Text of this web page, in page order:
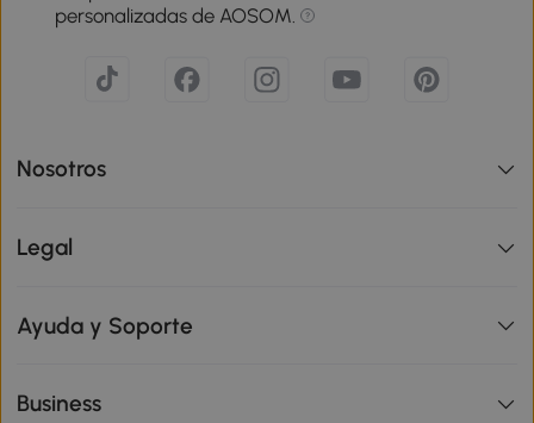
personalizadas de AOSOM.
Nosotros
Legal
Ayuda y Soporte
Business